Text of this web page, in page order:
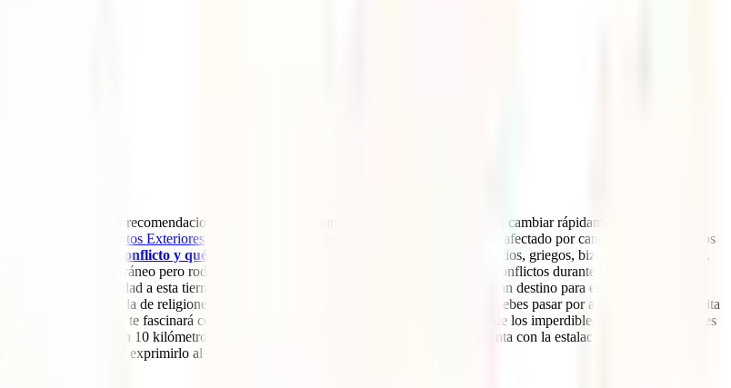
Oriente Medio, las recomendaciones de viaje para algunos países de la región pueden cambiar rápidamente. Antes de
Ministerio de Asuntos Exteriores y de las autoridades locales. Si tu viaje puede verse afectado por cancelaciones de vuelos
cancelados por el conflicto y qué cubre el seguro de viaje
.Tierra codiciada por fenicios, griegos, bizantinos u otomanos,
orillas del mediterráneo pero rodeado de dos territorios, Israel y Siria, sinónimo de conflictos durante los últimos años,
le da una oportunidad a esta tierra, es totalmente diferente.Beirut, su capital, es un gran destino para empezar tu viaje a
varios, su mezcla de religiones y su gastronomía. En tu itinerario por Líbano no debes pasar por alto tampoco una visita
años de historia, te fascinará con su arquitectura, monumentos y artesanías. Otro de los imperdibles al viajar a Líbano es
de Jeitta, con 10 kilómetros de extensión, es un lugar único que, además, cuenta con la estalactita más larga del
tu viaje a Líbano y exprimirlo al máximo.